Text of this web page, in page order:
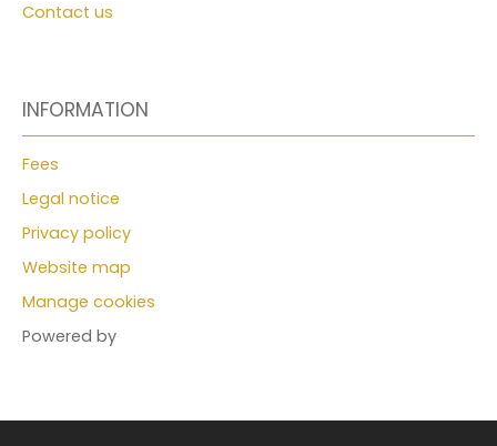
Contact us
INFORMATION
Fees
Legal notice
Privacy policy
Website map
Manage cookies
Powered by